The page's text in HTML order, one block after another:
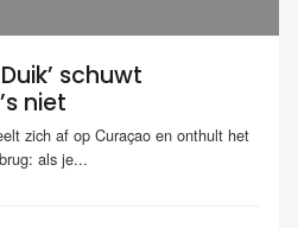
schuwt
niet
zich af op Curaçao en onthult het
als je...